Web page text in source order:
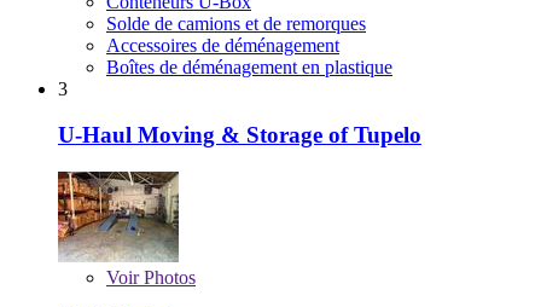
Solde de camions et de remorques
Accessoires de déménagement
Boîtes de déménagement en plastique
3
U-Haul Moving & Storage of Tupelo
VoirPhotos